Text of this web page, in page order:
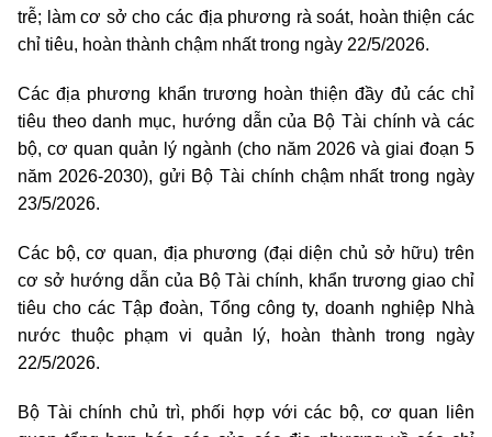
trễ; làm cơ sở cho các địa phương rà soát, hoàn thiện các
chỉ tiêu, hoàn thành chậm nhất trong ngày 22/5/2026.
Các địa phương khẩn trương hoàn thiện đầy đủ các chỉ
tiêu theo danh mục, hướng dẫn của Bộ Tài chính và các
bộ, cơ quan quản lý ngành (cho năm 2026 và giai đoạn 5
năm 2026-2030), gửi Bộ Tài chính chậm nhất trong ngày
23/5/2026.
Các bộ, cơ quan, địa phương (đại diện chủ sở hữu) trên
cơ sở hướng dẫn của Bộ Tài chính, khẩn trương giao chỉ
tiêu cho các Tập đoàn, Tổng công ty, doanh nghiệp Nhà
nước thuộc phạm vi quản lý, hoàn thành trong ngày
22/5/2026.
Bộ Tài chính chủ trì, phối hợp với các bộ, cơ quan liên